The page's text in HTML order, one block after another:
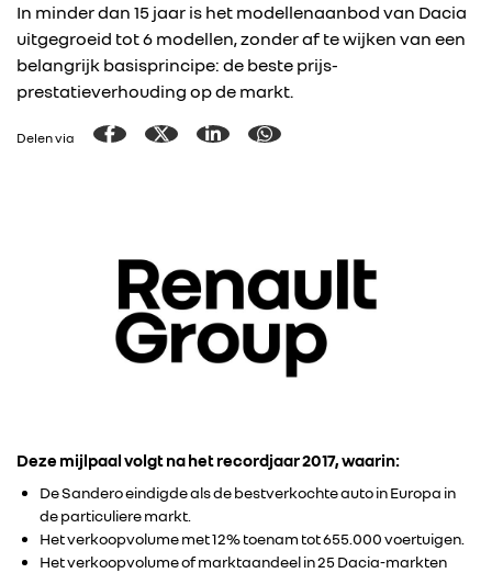
In minder dan 15 jaar is het modellenaanbod van Dacia
uitgegroeid tot 6 modellen, zonder af te wijken van een
belangrijk basisprincipe: de beste prijs-
prestatieverhouding op de markt.
Delen via
Deze mijlpaal volgt na het recordjaar 2017, waarin:
De Sandero eindigde als de bestverkochte auto in Europa in
de particuliere markt.
Het verkoopvolume met 12% toenam tot 655.000 voertuigen.
Het verkoopvolume of marktaandeel in 25 Dacia-markten